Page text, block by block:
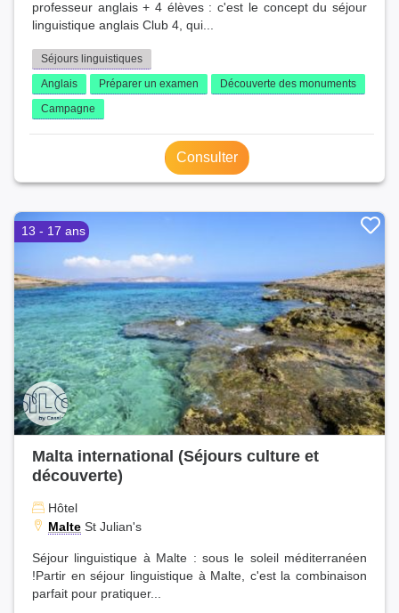
professeur anglais + 4 élèves : c'est le concept du séjour
linguistique anglais Club 4, qui...
Séjours linguistiques
Anglais
Préparer un examen
Découverte des monuments
Campagne
Consulter
13 - 17 ans
Malta international (Séjours culture et
découverte)
Hôtel
Malte St Julian's
Séjour linguistique à Malte : sous le soleil méditerranéen
!Partir en séjour linguistique à Malte, c'est la combinaison
parfait pour pratiquer...